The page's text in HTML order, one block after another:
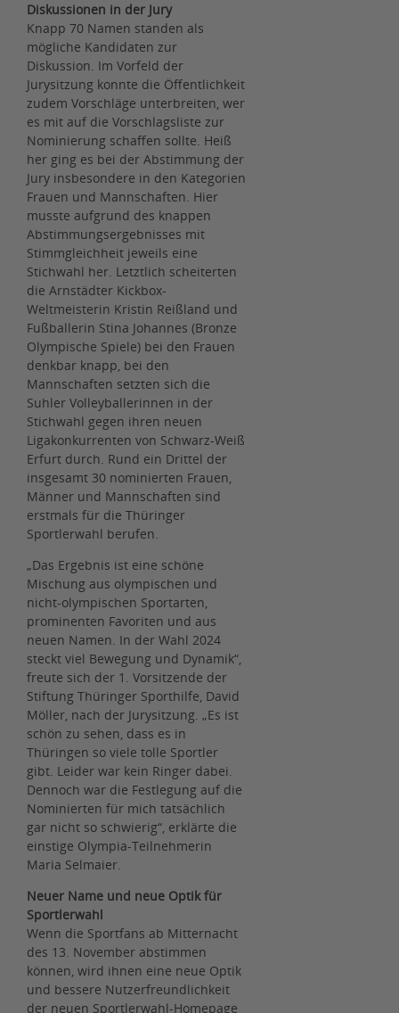
Diskussionen in der Jury
Knapp 70 Namen standen als
mögliche Kandidaten zur
Diskussion. Im Vorfeld der
Jurysitzung konnte die Öffentlichkeit
zudem Vorschläge unterbreiten, wer
es mit auf die Vorschlagsliste zur
Nominierung schaffen sollte. Heiß
her ging es bei der Abstimmung der
Jury insbesondere in den Kategorien
Frauen und Mannschaften. Hier
musste aufgrund des knappen
Abstimmungsergebnisses mit
Stimmgleichheit jeweils eine
Stichwahl her. Letztlich scheiterten
die Arnstädter Kickbox-
Weltmeisterin Kristin Reißland und
Fußballerin Stina Johannes (Bronze
Olympische Spiele) bei den Frauen
denkbar knapp, bei den
Mannschaften setzten sich die
Suhler Volleyballerinnen in der
Stichwahl gegen ihren neuen
Ligakonkurrenten von Schwarz-Weiß
Erfurt durch. Rund ein Drittel der
insgesamt 30 nominierten Frauen,
Männer und Mannschaften sind
erstmals für die Thüringer
Sportlerwahl berufen.
„Das Ergebnis ist eine schöne
Mischung aus olympischen und
nicht-olympischen Sportarten,
prominenten Favoriten und aus
neuen Namen. In der Wahl 2024
steckt viel Bewegung und Dynamik“,
freute sich der 1. Vorsitzende der
Stiftung Thüringer Sporthilfe, David
Möller, nach der Jurysitzung. „Es ist
schön zu sehen, dass es in
Thüringen so viele tolle Sportler
gibt. Leider war kein Ringer dabei.
Dennoch war die Festlegung auf die
Nominierten für mich tatsächlich
gar nicht so schwierig“, erklärte die
einstige Olympia-Teilnehmerin
Maria Selmaier.
Neuer Name und neue Optik für
Sportlerwahl
Wenn die Sportfans ab Mitternacht
des 13. November abstimmen
können, wird ihnen eine neue Optik
und bessere Nutzerfreundlichkeit
der neuen Sportlerwahl-Homepage